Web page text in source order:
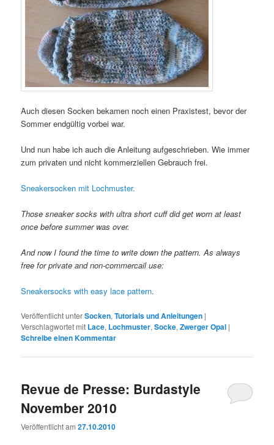
Auch diesen Socken bekamen noch einen Praxistest, bevor der
Sommer endgültig vorbei war.
Und nun habe ich auch die Anleitung aufgeschrieben. Wie immer
zum privaten und nicht kommerziellen Gebrauch frei.
Sneakersocken mit Lochmuster.
Those sneaker socks with ultra short cuff did get worn at least
once before summer was over.
And now I found the time to write down the pattern. As always
free for private and non-commercail use:
Sneakersocks with easy lace pattern.
Veröffentlicht unterSocken,Tutorials und Anleitungen |
Verschlagwortet mit Lace, Lochmuster,Socke,Zwerger Opal |
Schreibe einen Kommentar
Revue de Presse: Burdastyle
November 2010
Veröffentlicht am27.10.2010